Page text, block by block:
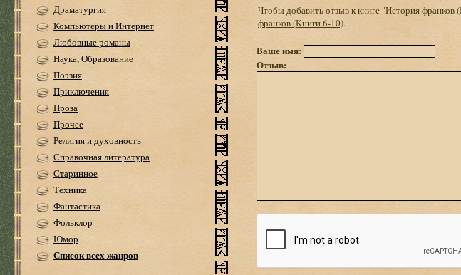
Драматургия
Компьютеры и Интернет
Любовные романы
Наука, Образование
Поэзия
Приключения
Проза
Прочее
Религия и духовность
Справочная литература
Старинное
Техника
Фантастика
Фольклор
Юмор
Список всех жанров
Чтобы добавить отзыв к книге "История франков
франков (Книги 6-10).
Ваше имя:
Отзыв: